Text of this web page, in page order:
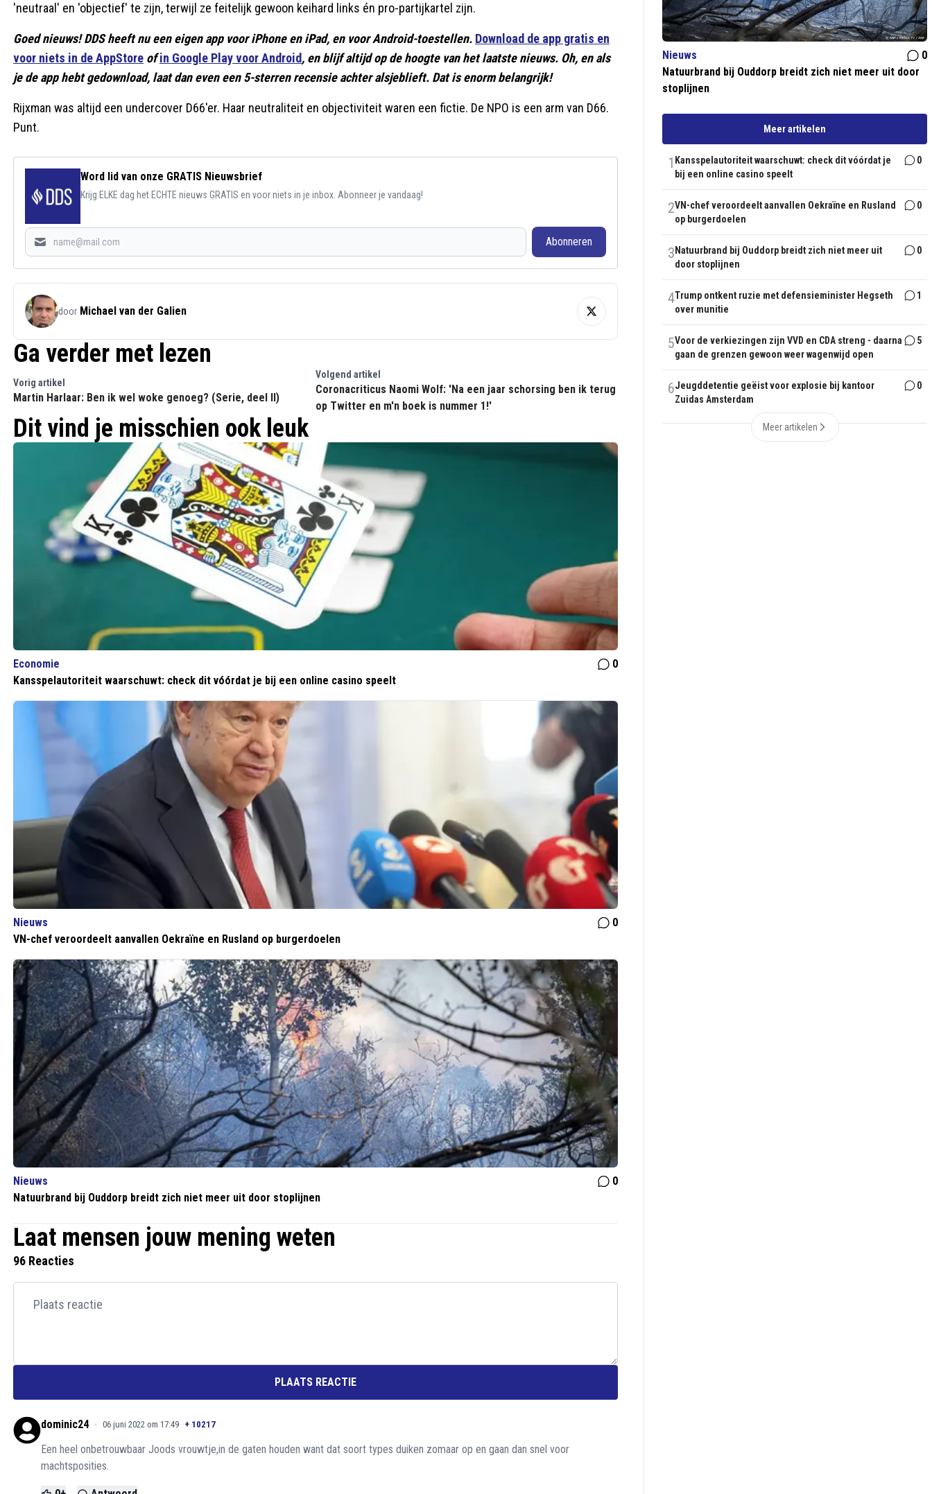
'neutraal' en 'objectief' te zijn, terwijl ze feitelijk gewoon keihard links én pro-partijkartel zijn.
Goed nieuws! DDS heeft nu een eigen app voor iPhone en iPad, en voor Android-toestellen. Download de app gratis en
voor niets in de AppStore ofin Google Play voor Android, en blijf altijd op de hoogte van het laatste nieuws. Oh, en als
je de app hebt gedownload, laat dan even een 5-sterren recensie achter alsjeblieft. Dat is enorm belangrijk!
Rijxman was altijd een undercover D66'er. Haar neutraliteit en objectiviteit waren een fictie. De NPO is een arm van D66.
Punt.
Word lid van onze GRATIS Nieuwsbrief
Krijg ELKE dag het ECHTE nieuws GRATIS en voor niets in je inbox. Abonneer je vandaag!
Abonneren
door Michael van der Galien
Ga verder met lezen
Vorig artikel
Martin Harlaar: Ben ik wel woke genoeg? (Serie, deel II)
Volgend artikel
Coronacriticus Naomi Wolf: 'Na een jaar schorsing ben ik terug
op Twitter en m'n boek is nummer 1!'
Dit vind je misschien ook leuk
Economie
0
Kansspelautoriteit waarschuwt: check dit vóórdat je bij een online casino speelt
Nieuws
0
VN-chef veroordeelt aanvallen Oekraïne en Rusland op burgerdoelen
Nieuws
0
Natuurbrand bij Ouddorp breidt zich niet meer uit door stoplijnen
Laat mensen jouw mening weten
96 Reacties
PLAATS REACTIE
dominic24 06 juni 2022 om 17:49 + 10217
Een heel onbetrouwbaar Joods vrouwtje,in de gaten houden want dat soort types duiken zomaar op en gaan dan snel voor
machtsposities.
Nieuws
0
Natuurbrand bij Ouddorp breidt zich niet meer uit door
stoplijnen
Meer artikelen
1 Kansspelautoriteit waarschuwt: check dit vóórdat je
bij een online casino speelt
0
2VN-chef veroordeelt aanvallen Oekraïne en Rusland
op burgerdoelen
0
3 Natuurbrand bij Ouddorp breidt zich niet meer uit
door stoplijnen
0
4Trump ontkent ruzie met defensieminister Hegseth
over munitie
1
5Voor de verkiezingen zijn VVD en CDA streng - daarna
gaan de grenzen gewoon weer wagenwijd open
5
6Jeugddetentie geëist voor explosie bij kantoor
Zuidas Amsterdam
0
Meer artikelen